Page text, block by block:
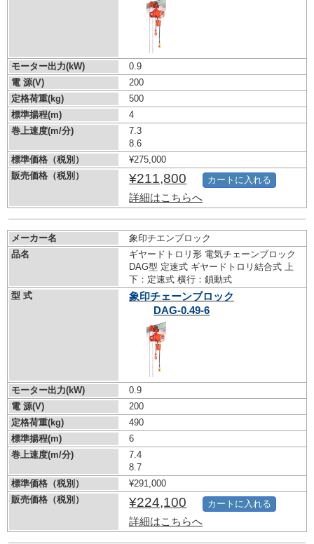
モーター出力(kW)
0.9
電 源(V)
200
定格荷重(kg)
500
標準揚程(m)
4
巻上速度(m/分)
7.3
8.6
標準価格（税別）
¥275,000
販売価格（税別）
¥211,800
詳細はこちらへ
カートに入れる
メーカー名
象印チエンブロック
品名
ギヤードトロリ形 電気チェーンブロック
DAG型 定速式 ギヤードトロリ結合式 上
下：定速式 横行：鎖動式
型 式
象印チェーンブロック
DAG-0.49-6
モーター出力(kW)
0.9
電 源(V)
200
定格荷重(kg)
490
標準揚程(m)
6
巻上速度(m/分)
7.4
8.7
標準価格（税別）
¥291,000
販売価格（税別）
¥224,100
詳細はこちらへ
カートに入れる